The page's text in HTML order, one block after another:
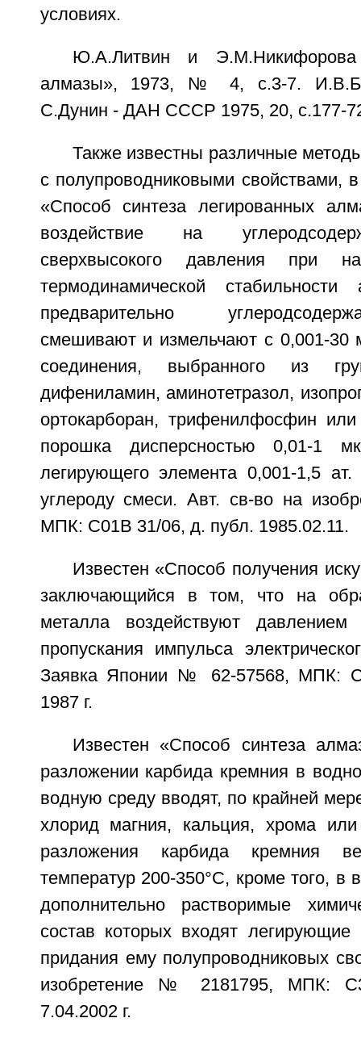
условиях.
Ю.А.Литвин и Э.М.Никифорова
алмазы», 1973, № 4, с.3-7.
С.Дунин - ДАН СССР 1975, 20, с.177-
Также известны различные
с полупроводниковыми свойствами,
«Способ синтеза легированных
воздействие на
сверхвысокого давления при
термодинамической
предварительно
смешивают и измельчают с 0,001-30
соединения, выбранного из
дифениламин, аминотетразол,
ортокарборан, трифенилфосфин
порошка дисперсностью 0,01-1
легирующего элемента 0,001-1,5
углероду смеси. Авт. св-во на
МПК: С01В 31/06, д. публ. 1985.02.11.
Известен «Способ получения
заключающийся в том, что на
металла воздействуют
пропускания импульса
Заявка Японии № 62-57568, МПК:
1987 г.
Известен «Способ синтеза
разложении карбида кремния в
водную среду вводят, по крайней
хлорид магния, кальция, хрома
разложения карбида кремния
температур 200-350°С, кроме того, в
дополнительно растворимые
состав которых входят
придания ему полупроводниковых
изобретение № 2181795, МПК:
7.04.2002 г.